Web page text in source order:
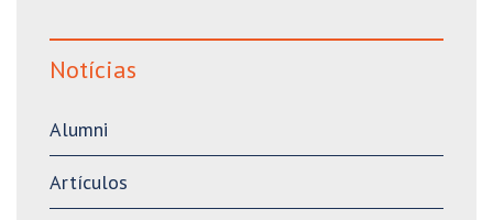
Notícias
Alumni
Artículos